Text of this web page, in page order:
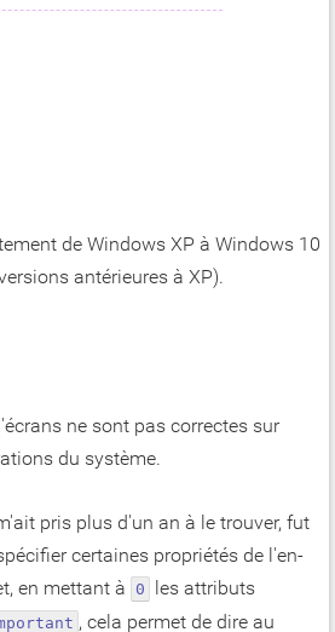
de Windows XP à Windows 10
antérieures à XP).
ne sont pas correctes sur
du système.
pris plus d'un an à le trouver, fut
certaines propriétés de l'en-
en mettant à 0 les attributs
, cela permet de dire au